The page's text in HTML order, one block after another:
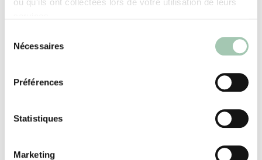
ou qu'ils ont collectées lors de votre utilisation de leurs
Nécessaires
Préférences
Statistiques
Marketing
Découvrez nos autres solutions